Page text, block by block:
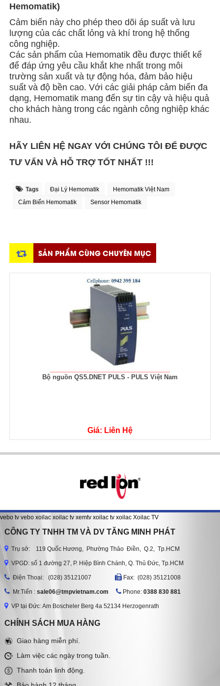
Hemomatik)
Cảm biến này cho phép theo dõi áp suất và lưu
lượng của các chất lỏng và khí trong hệ thống
công nghiệp.
Các sản phẩm của Hemomatik đều được thiết kế
để đáp ứng yêu cầu khắt khe nhất trong môi
trường sản xuất và tự động hóa, đảm bảo hiệu
suất và độ bền cao. Với các giải pháp cảm biến đa
dạng, Hemomatik mang đến sự tin cậy và hiệu quả
cho khách hàng trong các ngành công nghiệp khác
nhau.
HÃY LIÊN HỆ NGAY VỚI CHÚNG TÔI ĐỂ ĐƯỢC
TƯ VẤN VÀ HỖ TRỢ TỐT NHẤT !!!
Tags Đại Lý Hemomatik
Hemomatik Việt Nam
Cảm Biến Hemomatik
Sensor Hemomatik
SẢN PHẨM CÙNG CHUYÊN MỤC
Bộ Chuyển Đổi CD10.241 PULS - PULS Việt Nam
Giá: Liên Hệ
vebo tv vebo xoilac xoilac tv xemtv xoilac tv xoilac Xoilac TV
CÔNG TY TNHH TM VÀ DV TĂNG MINH PHÁT
Trụ sở: 119 Quốc Hương, Phường Thảo Điền, Q.2, Tp.HCM
VPGD: số 1 đường 27, P. Hiệp Bình Chánh, Q. Thủ Đức, Tp.HCM
Ðiện Thoại: (028) 35121007 Fax: (028) 35121008
Mr.Tiến : sale06@tmpvietnam.com Phone: 0388 830 881
VP tại Đức: Am Boscheler Berg 4a 52134 Herzogenrath
CHÍNH SÁCH MUA HÀNG
Giao hàng miễn phí.
Làm việc các ngày trong tuần.
Thanh toán linh động.